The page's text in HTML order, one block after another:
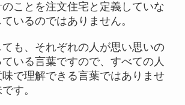
ことを注文住宅と定義していな
いるのではありません。
も、それぞれの人が思い思いの
いる言葉ですので、すべての人
で理解できる言葉ではありませ
す。